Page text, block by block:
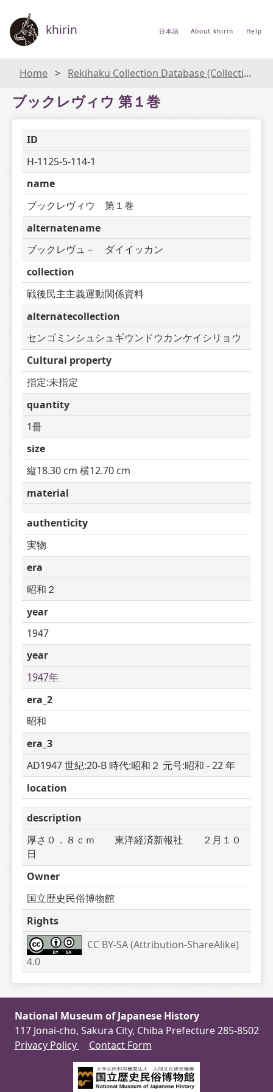
khirin 日本語 About khirin Help
Home Rekihaku Collection Database (Collections Database of the National Museum of Japanese History)
ブックレヴィウ 第１巻
ID
H-1125-5-114-1
name
ブックレヴィウ　第１巻
alternatename
ブックレヴュ－　ダイイッカン
collection
戦後民主主義運動関係資料
alternatecollection
センゴミンシュシュギウンドウカンケイシリョウ
Cultural property
指定:未指定
quantity
1冊
size
縦18.30 cm 横12.70 cm
material
authenticity
実物
era
昭和２
year
1947
year
1947年
era_2
昭和
era_3
AD1947 世紀:20-B 時代:昭和２ 元号:昭和 - 22 年
location
description
厚さ０．８ｃｍ　　東洋経済新報社　　２月１０
日
Owner
国立歴史民俗博物館
Rights
CC BY-SA (Attribution-ShareAlike)
4.0
National Museum of Japanese History
117 Jonai-cho, Sakura City, Chiba Prefecture 285-8502
Privacy Policy
Contact Form